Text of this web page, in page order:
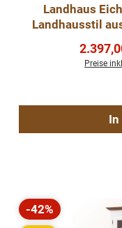
Landhaus
Landhausstil
Preise
In
Rabatt
-42%